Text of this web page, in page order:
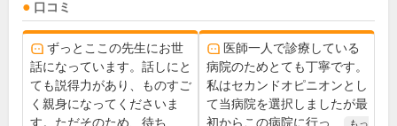
口コミ
ずっとここの先生にお世
話になっています。話しにと
ても説得力があり、ものすご
く親身になってくださいま
す。ただそのため、待ち...
医師一人で診療している
病院のためとても丁寧です。
私はセカンドオピニオンとし
て当病院を選択しましたが最
初からこの病院に行っ...
もっ